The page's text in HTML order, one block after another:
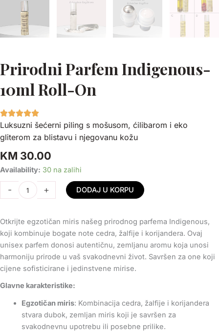
Prirodni Parfem Indigenous-
10ml Roll-On
Luksuzni šećerni piling s mošusom, ćilibarom i eko
gliterom za blistavu i njegovanu kožu
KM 30.00
Availability: 30 na zalihi
-
Prirodni
Parfem
Indigenous-
količina
+ DODAJ U KORPU
Otkrijte egzotičan miris našeg prirodnog parfema Indigenous,
koji kombinuje bogate note cedra, žalfije i korijandera. Ovaj
unisex parfem donosi autentičnu, zemljanu aromu koja unosi
harmoniju prirode u vaš svakodnevni život. Savršen za one koji
cijene sofisticirane i jedinstvene mirise.
Glavne karakteristike:
Egzotičan miris: Kombinacija cedra, žalfije i korijandera
stvara dubok, zemljan miris koji je savršen za
svakodnevnu upotrebu ili posebne prilike.